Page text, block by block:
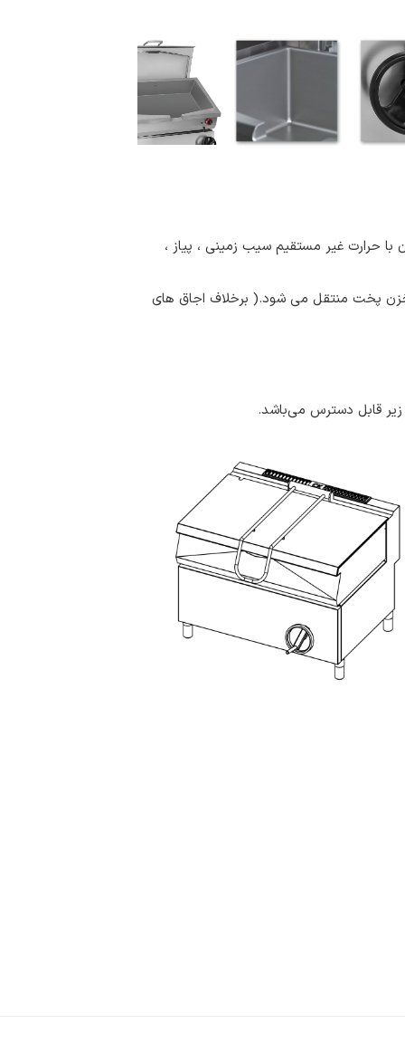
مزیت قابلیت سرخ کردن با حرارت غیر مستقیم سیب زمینی ، پیاز ،
پخت منتقل می شود.( برخلاف اجاق های
قابل دسترس می‌باشد.